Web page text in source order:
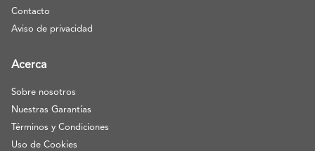
Contacto
Aviso de privacidad
Acerca
Sobre nosotros
Nuestras Garantías
Términos y Condiciones
Uso de Cookies